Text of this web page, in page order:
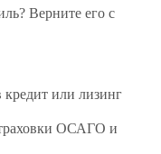
Верните его с
или лизинг
ОСАГО и